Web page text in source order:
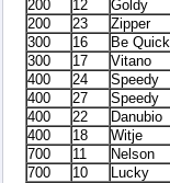
200
12
Goldy
200
23
Zipper
300
16
Be Quick
300
17
Vitano
400
24
Speedy
400
27
Speedy
400
22
Danubio
400
18
Witje
700
11
Nelson
700
10 Lucky